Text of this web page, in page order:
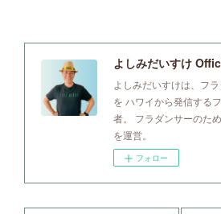
よしみだいすけ
よしみだいすけは、フ
を ハワイから発信する
者。 フラダンサーのた
を運営。
フォロー